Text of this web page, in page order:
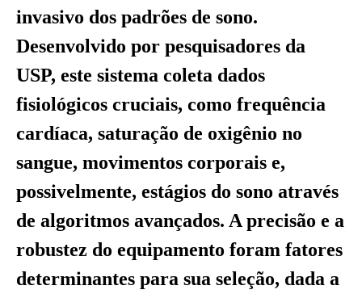
invasivo dos padrões de sono.
Desenvolvido por pesquisadores da
USP, este sistema coleta dados
fisiológicos cruciais, como frequência
cardíaca, saturação de oxigênio no
sangue, movimentos corporais e,
possivelmente, estágios do sono através
de algoritmos avançados. A precisão e a
robustez do equipamento foram fatores
determinantes para sua seleção, dada a